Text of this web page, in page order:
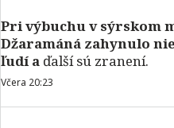
Pri výbuchu v sýrskom
Džaramáná zahynulo
ľudí a ďalší sú zranení.
Včera 20:23